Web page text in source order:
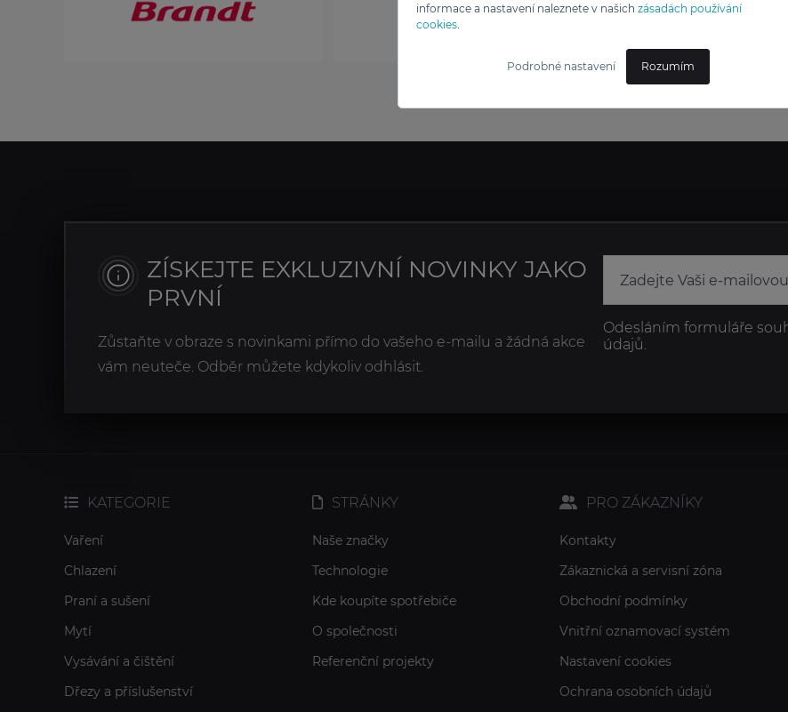
informace a nastavení naleznete v našich zásadách používání
cookies.
Podrobné nastavení Rozumím
ZÍSKEJTE EXKLUZIVNÍ NOVINKY JAKO
PRVNÍ
Zůstaňte v obraze s novinkami přímo do vašeho e-mailu a žádná akce
vám neuteče. Odběr můžete kdykoliv odhlásit.
Odesláním formuláře
údajů.
KATEGORIE
Vaření
Chlazení
Praní a sušení
Mytí
Vysávání a čištění
Dřezy a příslušenství
STRÁNKY
Naše značky
Technologie
Kde koupíte spotřebiče
O společnosti
Referenční projekty
PRO ZÁKAZNÍKY
Kontakty
Zákaznická a servisní zóna
Obchodní podmínky
Vnitřní oznamovací systém
Nastavení cookies
Ochrana osobních údajů